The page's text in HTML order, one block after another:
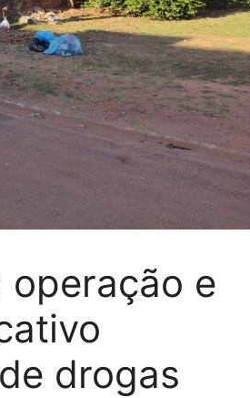
operação e
drogas